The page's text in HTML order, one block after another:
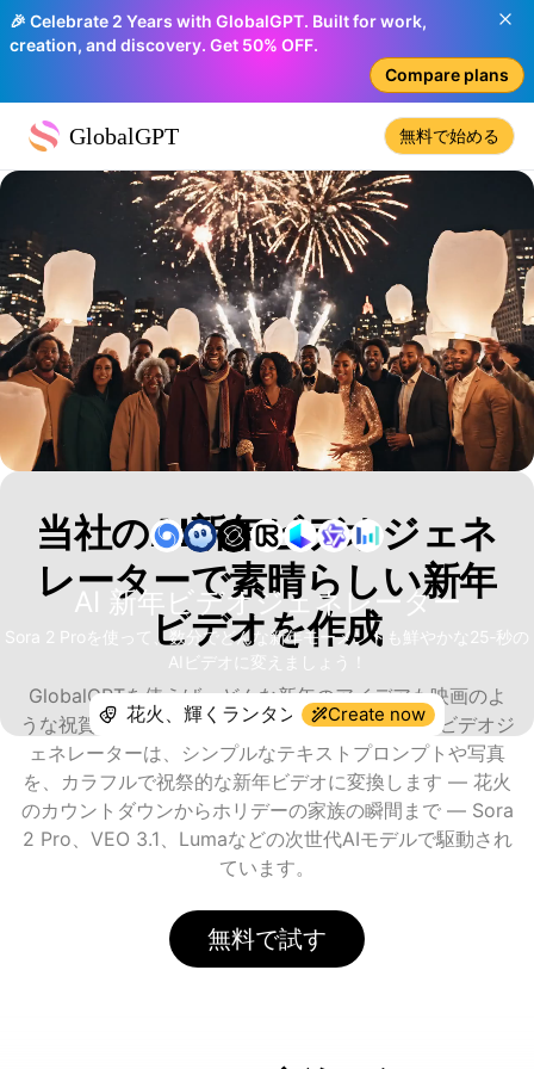
🎉 Celebrate 2 Years with GlobalGPT. Built for work,
creation, and discovery. Get 50% OFF.
Compare plans
GlobalGPT 無料で始める
AI 新年ビデオジェネレーター
Sora 2 Proを使って、数分でどんな新年モーメントも鮮やかな25‑秒の
AIビデオに変えましょう！
Create now
当社のAI新年ビデオジェネ
レーターで素晴らしい新年
ビデオを作成
GlobalGPTを使えば、どんな新年のアイデアも映画のよ
うな祝賀クリップに変えられます。当社のAI新年ビデオジ
ェネレーターは、シンプルなテキストプロンプトや写真
を、カラフルで祝祭的な新年ビデオに変換します — 花火
のカウントダウンからホリデーの家族の瞬間まで — Sora
2 Pro、VEO 3.1、Lumaなどの次世代AIモデルで駆動され
ています。
無料で試す